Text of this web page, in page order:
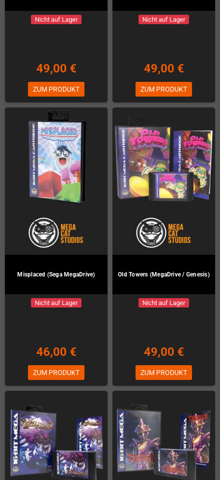
Nicht auf Lager
49,00 €
ZUM PRODUKT
Nicht auf Lager
49,00 €
ZUM PRODUKT
Misplaced (Sega MegaDrive)
Nicht auf Lager
46,00 €
ZUM PRODUKT
Old Towers (MegaDrive / Genesis)
Nicht auf Lager
49,00 €
ZUM PRODUKT